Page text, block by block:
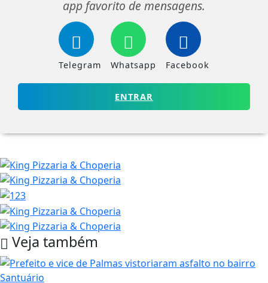
app favorito de mensagens.
Telegram Whatsapp Facebook
ENTRAR
Veja também